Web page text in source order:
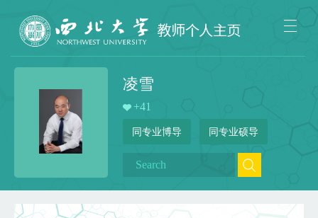
凌雪
+41
同专业博导 同专业硕导